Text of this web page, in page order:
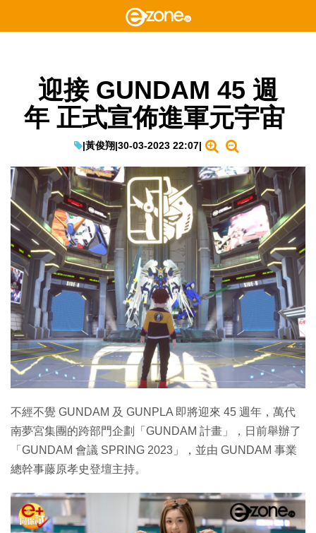
迎接 GUNDAM 45 週
年 正式宣佈進軍元宇宙
|黃俊翔|30-03-2023 22:07|
不經不覺 GUNDAM 及 GUNPLA 即將迎來 45 週年，萬代
南夢宮集團的跨部門企劃「GUNDAM 計畫」，日前舉辦了
「GUNDAM 會議 SPRING 2023」，並由 GUNDAM 事業
總幹事藤原孝史登壇主持。